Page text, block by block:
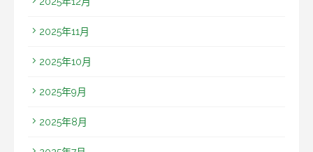
2025年11月
2025年10月
2025年9月
2025年8月